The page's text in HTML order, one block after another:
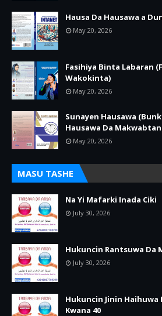
Hausa Da Hausawa a
May 20, 2026
Fasihiya Binta Labaran
Wakokinta)
May 20, 2026
Sunayen Hausawa
Hausawa Da
May 20, 2026
MASU TASHE
Na Yi Mafarki Inada Ciki
July 30, 2026
Hukuncin Rantsuwa Da
July 30, 2026
Hukuncin Jinin Haihuwa
Kwana 40